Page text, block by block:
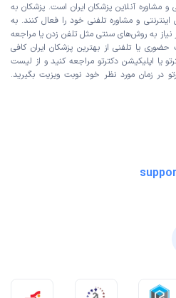
و مشاوره آنلاین پزشکان ایران است. پزشکان به
و مشاوره تلفنی خود را فعال کنند. به
نیاز به روش‌های سنتی مثل تلفن زدن یا مراجعه
یا تلفنی از بهترین پزشکان ایران کافی
یا اپلیکیشن دکترتو مراجعه کنید و از لیست
در زمان مورد نظر خود نوبت ویزیت بگیرید.